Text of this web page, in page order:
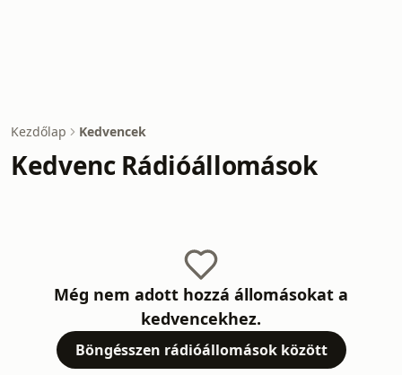
Kezdőlap Kedvencek
Kedvenc Rádióállomások
Még nem adott hozzá állomásokat a
kedvencekhez.
Böngésszen rádióállomások között